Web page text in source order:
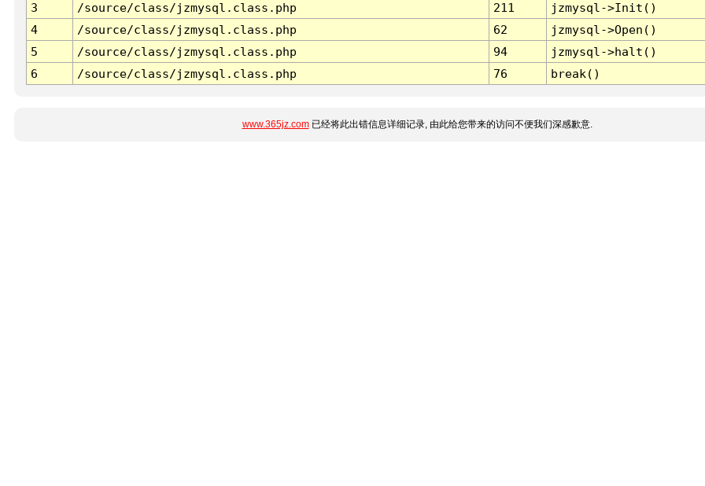
3
/source/class/jzmysql.class.php 211
jzmysql->Init()
4
/source/class/jzmysql.class.php 62
jzmysql->Open()
5
/source/class/jzmysql.class.php 94
jzmysql->halt()
6
/source/class/jzmysql.class.php 76 break()
www.365jz.com已经将此出错信息详细记录, 由此给您带来的访问不便我们深感歉意.